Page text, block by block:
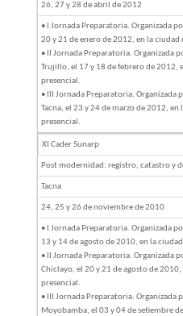
26, 27 y 28 de abril de 2012
• I Jornada Preparatoria. Organizada
20 y 21 de enero de 2012, en la
• II Jornada Preparatoria. Organizada
Trujillo, el 17 y 18 de febrero de 2012,
presencial.
• III Jornada Preparatoria. Organizada
Tacna, el 23 y 24 de marzo de 2012,
presencial.
XI Cader Sunarp
Post modernidad: registro, catastro y
Tacna
24, 25 y 26 de noviembre de 2010
• I Jornada Preparatoria. Organizada
13 y 14 de agosto de 2010, en la
• II Jornada Preparatoria. Organizada
Chiclayo, el 20 y 21 de agosto de
presencial.
• III Jornada Preparatoria. Organizada
Moyobamba, el 03 y 04 de setiembre